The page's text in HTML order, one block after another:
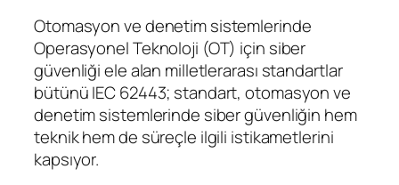
Otomasyon ve denetim sistemlerinde
Operasyonel Teknoloji (OT) için siber
güvenliği ele alan milletlerarası standartlar
bütünü IEC 62443; standart, otomasyon ve
denetim sistemlerinde siber güvenliğin hem
teknik hem de süreçle ilgili istikametlerini
kapsıyor.